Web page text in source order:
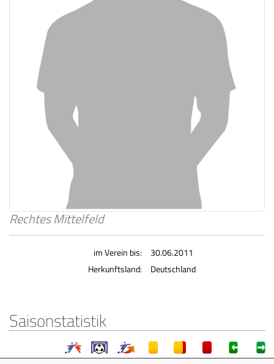
Rechtes Mittelfeld
im Verein bis:
30.06.2011
Herkunftsland:
Deutschland
Saisonstatistik